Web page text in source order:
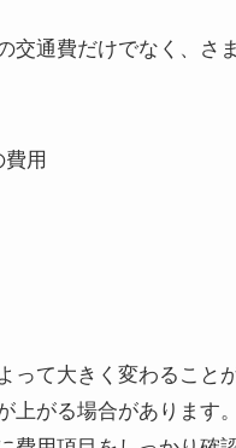
通費だけでなく、さ
用
って大きく変わること
上がる場合があります